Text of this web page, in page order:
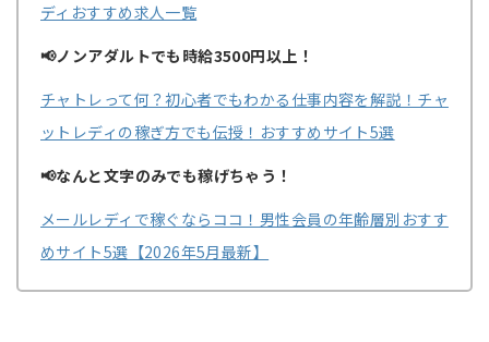
ディおすすめ求人一覧
📢ノンアダルトでも時給3500円以上！
チャトレって何？初心者でもわかる仕事内容を解説！チャ
ットレディの稼ぎ方でも伝授！おすすめサイト5選
📢なんと文字のみでも稼げちゃう！
メールレディで稼ぐならココ！男性会員の年齢層別おすす
めサイト5選【2026年5月最新】